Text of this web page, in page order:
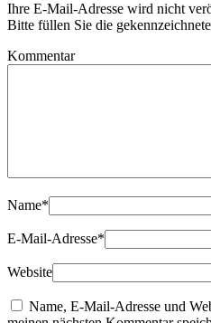
Ihre E-Mail-Adresse wird nicht
Bitte füllen Sie die
Kommentar
Name*
E-Mail-Adresse*
Website
Name, E-Mail-Adresse und